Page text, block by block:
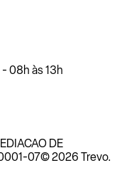
08h às 13h
DE
07© 2026 Trevo.